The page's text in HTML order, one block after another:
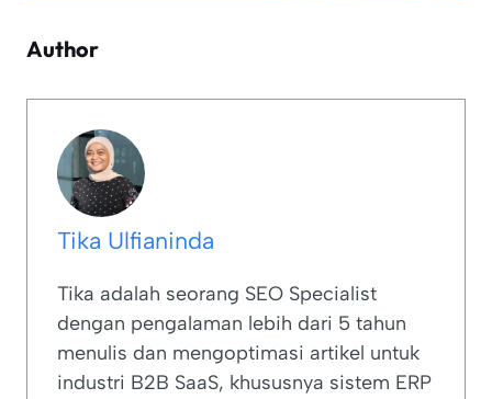
Author
Tika Ulfianinda
Tika adalah seorang SEO Specialist
dengan pengalaman lebih dari 5 tahun
menulis dan mengoptimasi artikel untuk
industri B2B SaaS, khususnya sistem ERP